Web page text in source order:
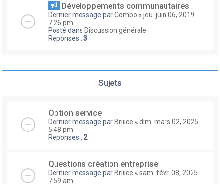
Développements communautaires
Dernier message parCombo « jeu. juin 06, 2019
7:26 pm
Posté dans Discussion générale
Réponses : 3
Sujets
Option service
Dernier message parBriiice « dim. mars 02, 2025
5:48 pm
Réponses : 2
Questions création entreprise
Dernier message parBriiice « sam. févr. 08, 2025
7:59 am